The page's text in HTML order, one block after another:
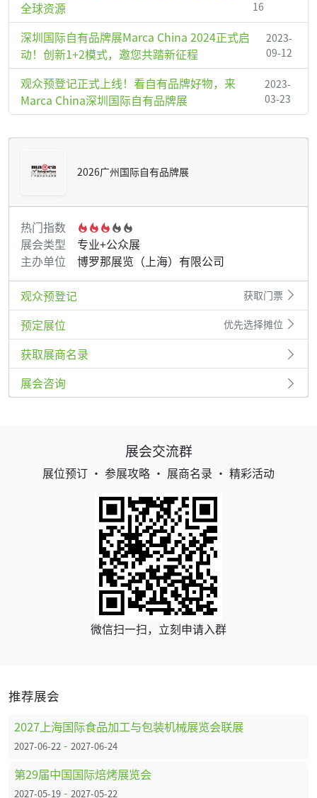
全球资源
16
深圳国际自有品牌展Marca China 2024正式启
动！创新1+2模式，邀您共踏新征程
2023-
09-12
观众预登记正式上线！看自有品牌好物，来
Marca China深圳国际自有品牌展
2023-
03-23
2026广州国际自有品牌展
热门指数
展会类型
专业+公众展
主办单位
博罗那展览（上海）有限公司
观众预登记 获取门票
预定展位 优先选择摊位
获取展商名录
展会咨询
展会交流群
展位预订 • 参展攻略 • 展商名录 • 精彩活动
微信扫一扫，立刻申请入群
推荐展会
2027上海国际食品加工与包装机械展览会联展
2027-06-22 - 2027-06-24
第29届中国国际焙烤展览会
2027-05-19 - 2027-05-22